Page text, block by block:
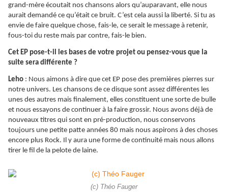
grand-mère écoutait nos chansons alors qu’auparavant, elle nous
aurait demandé ce qu’était ce bruit. C’est cela aussi la liberté. Si tu as
envie de faire quelque chose, fais-le, ce serait le message à retenir,
fous-toi du reste mais par contre, fais-le bien.
Cet EP pose-t-il les bases de votre projet ou pensez-vous que la
suite sera différente ?
Leho : Nous aimons à dire que cet EP pose des premières pierres sur
notre univers. Les chansons de ce disque sont assez différentes les
unes des autres mais finalement, elles constituent une sorte de bulle
et nous essayons de continuer à la faire grossir. Nous avons déjà de
nouveaux titres qui sont en pré-production, nous conservons
toujours une petite patte années 80 mais nous aspirons à des choses
encore plus Rock. Il y aura une forme de continuité mais nous allons
tirer le fil de la pelote de laine.
(c) Théo Fauger